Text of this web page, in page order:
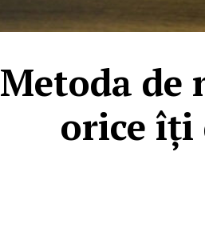
Metoda de
orice îți